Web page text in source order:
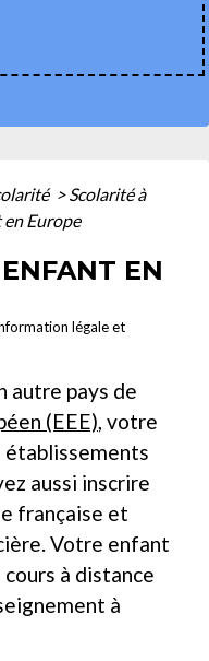
> Scolarité à
en Europe
EN
légale et
autre pays de
(EEE), votre
aussi inscrire
française et
Votre enfant
à distance
à